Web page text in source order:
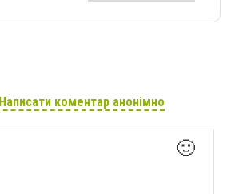
Написати коментар анонімно
🙂